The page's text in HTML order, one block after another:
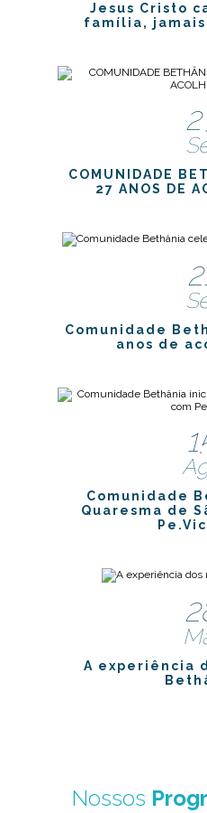
Jesus Cristo
família,
COMUNIDADE
27 ANOS DE
Comunidade
anos de
Comunidade
Quaresma de
A experiência
Nossos